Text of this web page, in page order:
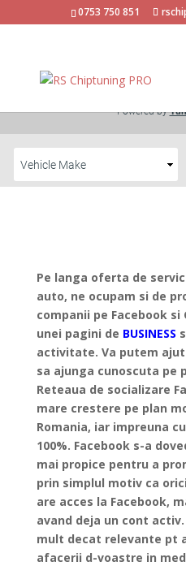
0753 750 851
Pe langa oferta de
auto, ne ocupam si de
companii pe Facebook si
unei pagini de BUSINESS
activitate. Va putem
sa ajunga cunoscuta pe
Reteaua de socializare
mare crestere pe plan
Romania, iar impreuna
100%. Facebook s-a
mai propice pentru a
prin simplul motiv ca
are acces la Facebook,
avand deja un cont
mult decat relevante pt
afacerii d-voastre in